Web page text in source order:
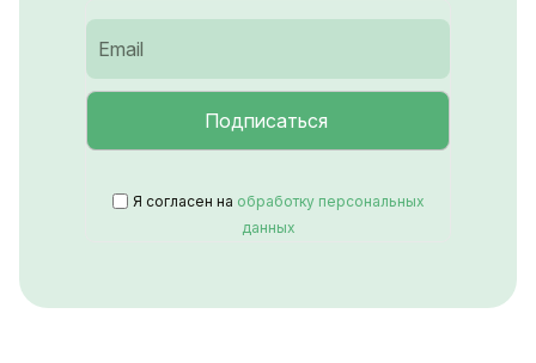
Я согласен на обработку персональных
данных